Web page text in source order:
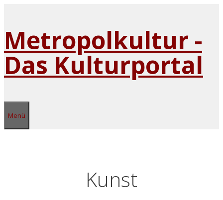
springen
Metropolkultur -
Das Kulturportal
Menü
Kunst